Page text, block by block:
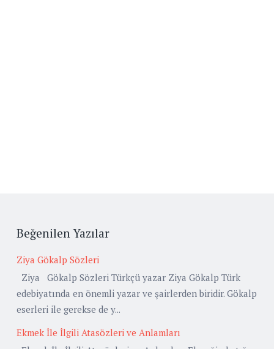
Beğenilen Yazılar
Ziya Gökalp Sözleri
Ziya Gökalp Sözleri Türkçü yazar Ziya Gökalp Türk
edebiyatında en önemli yazar ve şairlerden biridir. Gökalp
eserleri ile gerekse de y...
Ekmek İle İlgili Atasözleri ve Anlamları